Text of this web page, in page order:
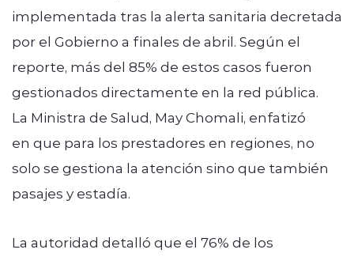
implementada tras la alerta sanitaria decretada
por el Gobierno a finales de abril. Según el
reporte, más del 85% de estos casos fueron
gestionados directamente en la red pública.
La Ministra de Salud, May Chomali, enfatizó
en que para los prestadores en regiones, no
solo se gestiona la atención sino que también
pasajes y estadía.
La autoridad detalló que el 76% de los